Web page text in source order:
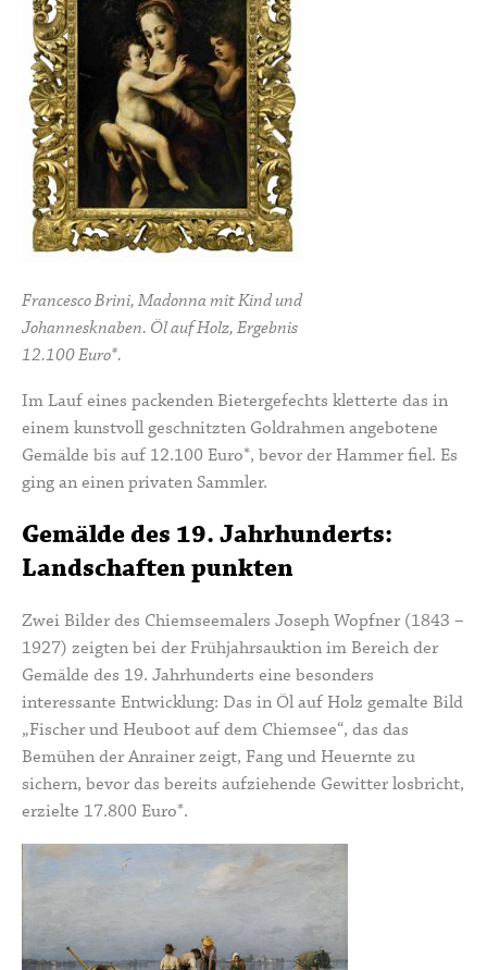
Francesco Brini, Madonna mit Kind und
Johannesknaben. Öl auf Holz, Ergebnis
12.100 Euro*.
Im Lauf eines packenden Bietergefechts kletterte das in
einem kunstvoll geschnitzten Goldrahmen angebotene
Gemälde bis auf 12.100 Euro*, bevor der Hammer fiel. Es
ging an einen privaten Sammler.
Gemälde des 19. Jahrhunderts:
Landschaften punkten
Zwei Bilder des Chiemseemalers Joseph Wopfner(1843 –
1927) zeigten bei der Frühjahrsauktion im Bereich der
Gemälde des 19. Jahrhunderts eine besonders
interessante Entwicklung: Das in Öl auf Holz gemalte Bild
„Fischer und Heuboot auf dem Chiemsee“, das das
Bemühen der Anrainer zeigt, Fang und Heuernte zu
sichern, bevor das bereits aufziehende Gewitter losbricht,
erzielte 17.800 Euro*.